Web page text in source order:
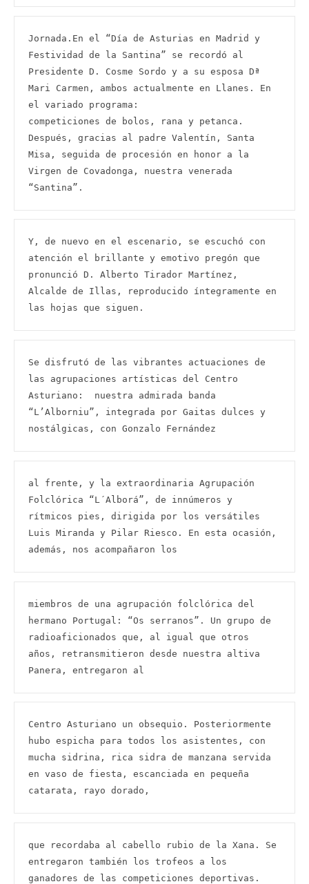
Jornada.En el “Día de Asturias en Madrid y
Festividad de la Santina” se recordó al
Presidente D. Cosme Sordo y a su esposa Dª
Mari Carmen, ambos actualmente en Llanes. En
el variado programa:
competiciones de bolos, rana y petanca.
Después, gracias al padre Valentín, Santa
Misa, seguida de procesión en honor a la
Virgen de Covadonga, nuestra venerada
“Santina”.
Y, de nuevo en el escenario, se escuchó con
atención el brillante y emotivo pregón que
pronunció D. Alberto Tirador Martínez,
Alcalde de Illas, reproducido íntegramente en
las hojas que siguen.
Se disfrutó de las vibrantes actuaciones de
las agrupaciones artísticas del Centro
Asturiano:  nuestra admirada banda
“L’Alborniu”, integrada por Gaitas dulces y
nostálgicas, con Gonzalo Fernández
al frente, y la extraordinaria Agrupación
Folclórica “L´Alborá”, de innúmeros y
rítmicos pies, dirigida por los versátiles
Luis Miranda y Pilar Riesco. En esta ocasión,
además, nos acompañaron los
miembros de una agrupación folclórica del
hermano Portugal: “Os serranos”. Un grupo de
radioaficionados que, al igual que otros
años, retransmitieron desde nuestra altiva
Panera, entregaron al
Centro Asturiano un obsequio. Posteriormente
hubo espicha para todos los asistentes, con
mucha sidrina, rica sidra de manzana servida
en vaso de fiesta, escanciada en pequeña
catarata, rayo dorado,
que recordaba al cabello rubio de la Xana. Se
entregaron también los trofeos a los
ganadores de las competiciones deportivas.